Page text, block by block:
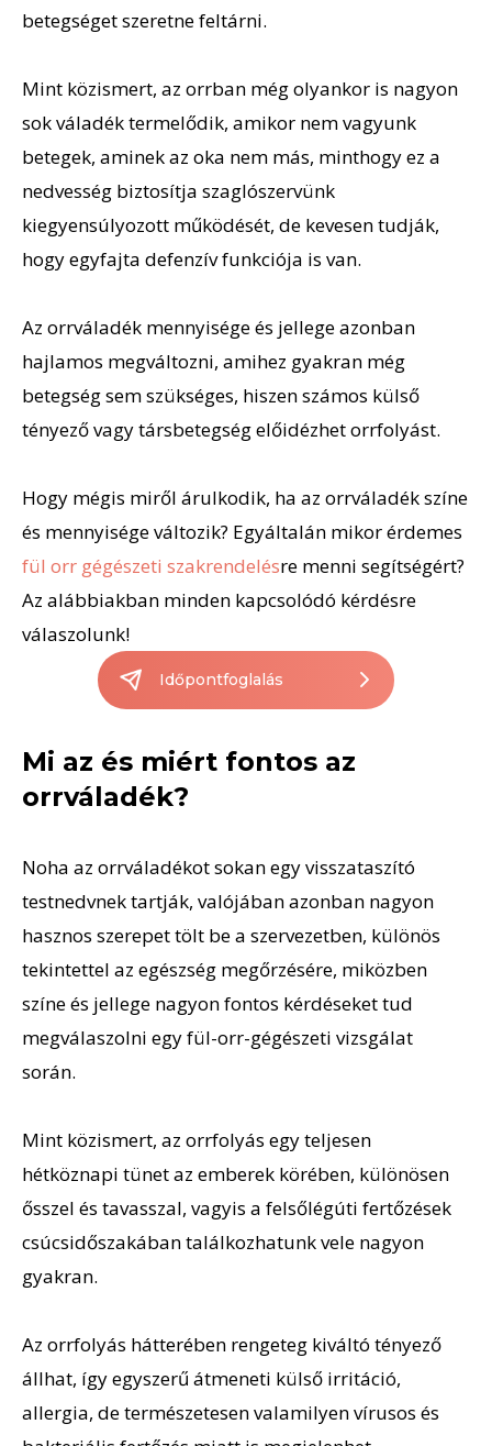
betegséget szeretne feltárni.
Mint közismert, az orrban még olyankor is nagyon
sok váladék termelődik, amikor nem vagyunk
betegek, aminek az oka nem más, minthogy ez a
nedvesség biztosítja szaglószervünk
kiegyensúlyozott működését, de kevesen tudják,
hogy egyfajta defenzív funkciója is van.
Az orrváladék mennyisége és jellege azonban
hajlamos megváltozni, amihez gyakran még
betegség sem szükséges, hiszen számos külső
tényező vagy társbetegség előidézhet orrfolyást.
Hogy mégis miről árulkodik, ha az orrváladék színe
és mennyisége változik? Egyáltalán mikor érdemes
fül orr gégészeti szakrendelésre menni segítségért?
Az alábbiakban minden kapcsolódó kérdésre
válaszolunk!
Időpontfoglalás
Mi az és miért fontos az
orrváladék?
Noha az orrváladékot sokan egy visszataszító
testnedvnek tartják, valójában azonban nagyon
hasznos szerepet tölt be a szervezetben, különös
tekintettel az egészség megőrzésére, miközben
színe és jellege nagyon fontos kérdéseket tud
megválaszolni egy fül-orr-gégészeti vizsgálat
során.
Mint közismert, az orrfolyás egy teljesen
hétköznapi tünet az emberek körében, különösen
ősszel és tavasszal, vagyis a felsőlégúti fertőzések
csúcsidőszakában találkozhatunk vele nagyon
gyakran.
Az orrfolyás hátterében rengeteg kiváltó tényező
állhat, így egyszerű átmeneti külső irritáció,
allergia, de természetesen valamilyen vírusos és